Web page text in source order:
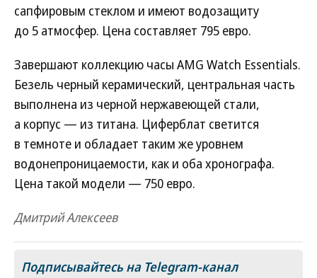
сапфировым стеклом и имеют водозащиту
до 5 атмосфер. Цена составляет 795 евро.
Завершают коллекцию часы AMG Watch Essentials.
Безель черный керамический, центральная часть
выполнена из черной нержавеющей стали,
а корпус — из титана. Циферблат светится
в темноте и обладает таким же уровнем
водонепроницаемости, как и оба хронографа.
Цена такой модели — 750 евро.
Дмитрий Алексеев
Подписывайтесь на Telegram-канал